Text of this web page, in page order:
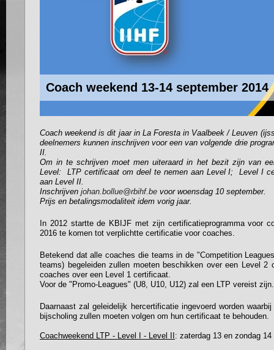
Coach weekend 13-14 september 2014
Coach weekend is dit jaar in La Foresta in Vaalbeek / Leuven
deelnemers kunnen inschrijven voor een van volgende drie
II.
Om in te schrijven moet men uiteraard in het bezit zijn van
Level: LTP certificaat om deel te nemen aan Level I; Level I
aan Level II.
Inschrijven johan.bollue@rbihf.be voor woensdag 10 september.
Prijs en betalingsmodaliteit idem vorig jaar.
In 2012 startte de KBIJF met zijn certificatieprogramma voor
2016 te komen tot verplichtte certificatie voor coaches.
Betekend dat alle coaches die teams in de "Competition
teams) begeleiden zullen moeten beschikken over een Level 2
coaches over een Level 1 certificaat.
Voor de "Promo-Leagues" (U8, U10, U12) zal een LTP vereist zijn.
Daarnaast zal geleidelijk hercertificatie ingevoerd worden
bijscholing zullen moeten volgen om hun certificaat te behouden.
Coachweekend LTP - Level I - Level II : zaterdag 13 en zondag